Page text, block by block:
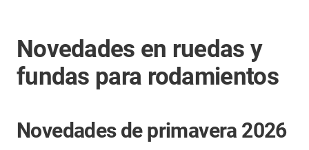
Novedades en ruedas y
fundas para rodamientos
Novedades de primavera 2026